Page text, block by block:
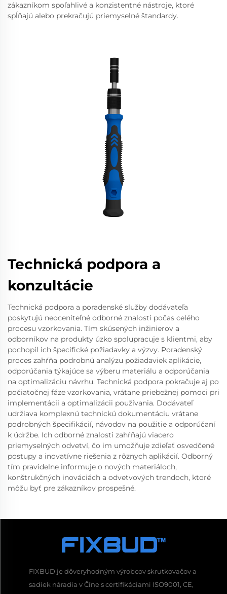
zákazníkom spoľahlivé a konzistentné nástroje, ktoré
spĺňajú alebo prekračujú priemyselné štandardy.
Technická podpora a
konzultácie
Technická podpora a poradenské služby dodávateľa
poskytujú neoceniteľné odborné znalosti počas celého
procesu vzorkovania. Tím skúsených inžinierov a
odborníkov na produkty úzko spolupracuje s klientmi, aby
pochopil ich špecifické požiadavky a výzvy. Poradenský
proces zahŕňa podrobnú analýzu požiadaviek aplikácie,
odporúčania týkajúce sa výberu materiálu a odporúčania
na optimalizáciu návrhu. Technická podpora pokračuje aj po
počiatočnej fáze vzorkovania, vrátane priebežnej pomoci pri
implementácii a optimalizácii používania. Dodávateľ
udržiava komplexnú technickú dokumentáciu vrátane
podrobných špecifikácií, návodov na použitie a odporúčaní
k údržbe. Ich odborné znalosti zahŕňajú viacero
priemyselných odvetví, čo im umožňuje zdieľať osvedčené
postupy a inovatívne riešenia z rôznych aplikácií. Odborný
tím pravidelne informuje o nových materiáloch,
konštrukčných inováciách a odvetvových trendoch, ktoré
môžu byť pre zákazníkov prospešné.
FIXBUD je dôveryhodným výrobcov skrutkovačov a
sadiek náradia v Číne s certifikáciami ISO9001, CE,